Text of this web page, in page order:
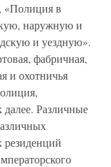
«Полиция в
наружную и
и уездную».
фабричная,
и охотничья
далее. Различные